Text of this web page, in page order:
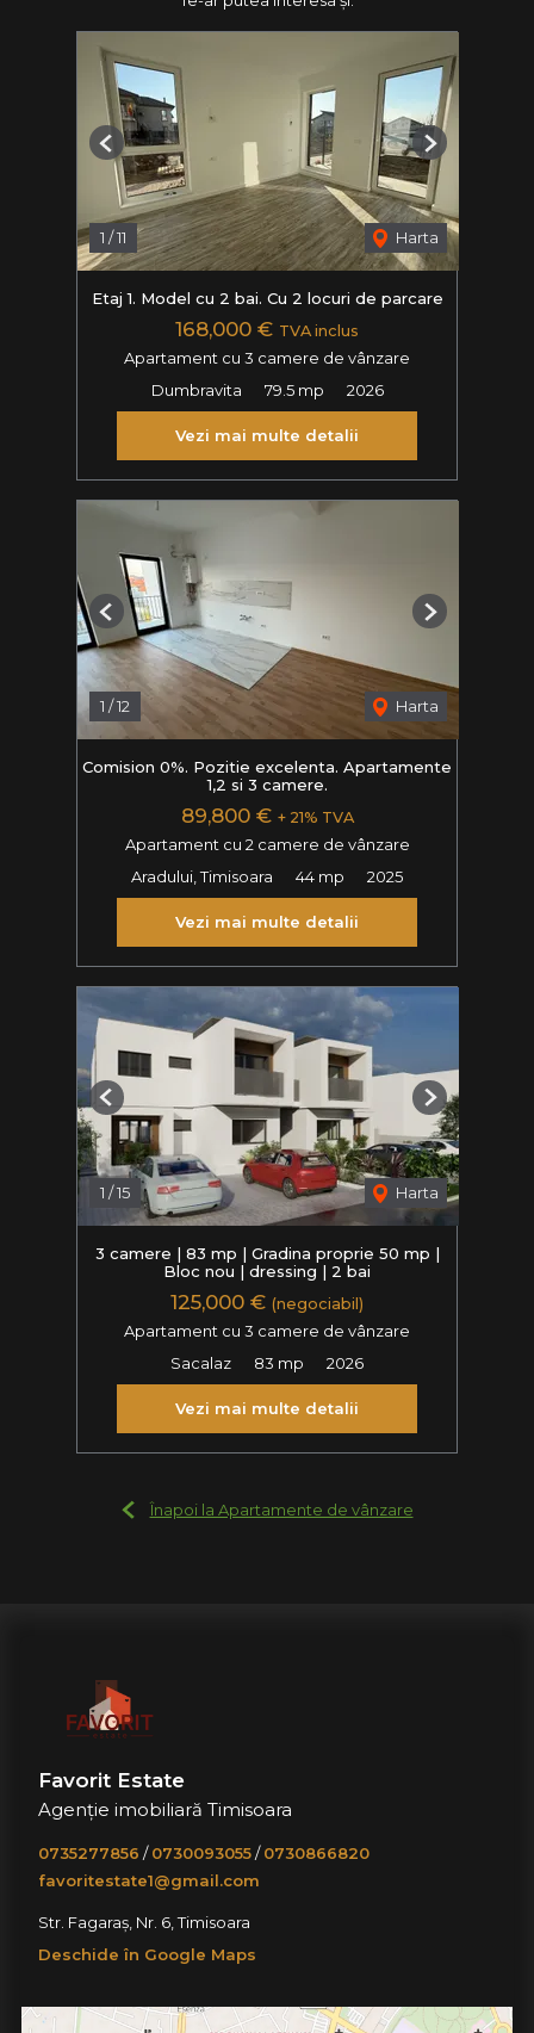
1 /11 Harta
Previous Next
Etaj 1. Model cu 2 bai. Cu 2 locuri de parcare
168,000 € TVA inclus
Apartament cu 3 camere de vânzare
Dumbravita
79.5 mp 2026
Vezi mai multe detalii
1 /12 Harta
Previous Next
Comision 0%. Pozitie excelenta. Apartamente
1,2 si 3 camere.
89,800 € + 21% TVA
Apartament cu 2 camere de vânzare
Aradului, Timisoara
44 mp 2025
Vezi mai multe detalii
1 /15 Harta
Previous Next
3 camere | 83 mp | Gradina proprie 50 mp |
Bloc nou | dressing | 2 bai
125,000 € (negociabil)
Apartament cu 3 camere de vânzare
Sacalaz
83 mp 2026
Vezi mai multe detalii
Înapoi la Apartamente de vânzare
Favorit Estate
Agenție imobiliară Timisoara
0735277856 /0730093055/0730866820
favoritestate1@gmail.com
Str. Fagaraș, Nr. 6, Timisoara
Deschide în Google Maps